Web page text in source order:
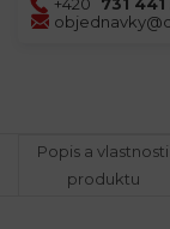
Popis a vlastnosti
produktu